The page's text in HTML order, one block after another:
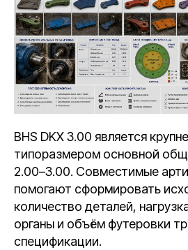
BHS DKX 3.00 является
типоразмером основной
2.00–3.00. Совместимые
помогают сформировать
количество деталей,
органы и объём футеровки
спецификации.